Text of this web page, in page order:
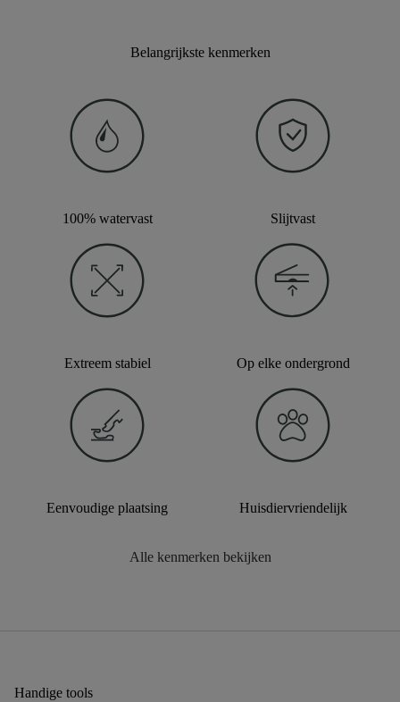
Belangrijkste kenmerken
100% watervast Slijtvast
Extreem stabiel Op elke ondergrond
Eenvoudige plaatsing Huisdiervriendelijk
Alle kenmerken bekijken
Handige tools